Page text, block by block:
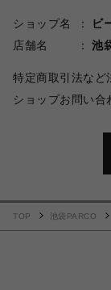
ショップ名
ビ
店舗名
池
特定商取引法など
ショップお問い合
TOP 池袋PARCO